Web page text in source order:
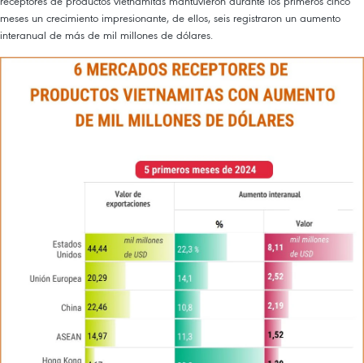
meses un crecimiento impresionante, de ellos, seis registraron un aumento
interanual de más de mil millones de dólares.